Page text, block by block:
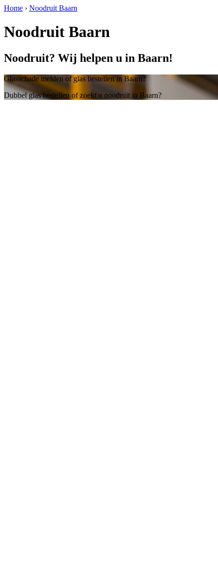
Home › Noodruit Baarn
Noodruit Baarn
Noodruit? Wij helpen u in Baarn!
Glasschade melden of glas bestellen in Baarn?
Dubbel glas bestellen of zoekt u noodruit in Baarn?